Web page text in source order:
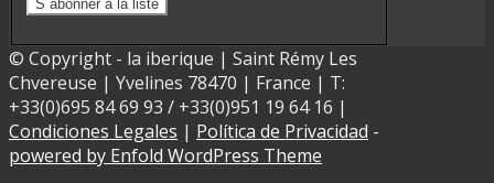
© Copyright - la iberique | Saint Rémy Les
Chvereuse | Yvelines 78470 | France | T:
+33(0)695 84 69 93 / +33(0)951 19 64 16 |
Condiciones Legales | Política de Privacidad -
powered by Enfold WordPress Theme